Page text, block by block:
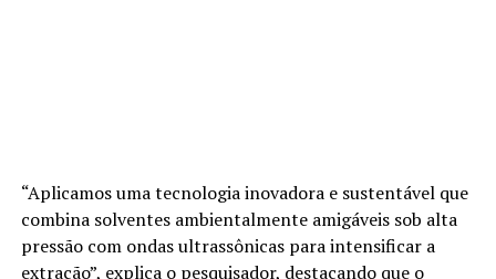
“Aplicamos uma tecnologia inovadora e sustentável que
combina solventes ambientalmente amigáveis sob alta
pressão com ondas ultrassônicas para intensificar a
extração”, explica o pesquisador, destacando que o